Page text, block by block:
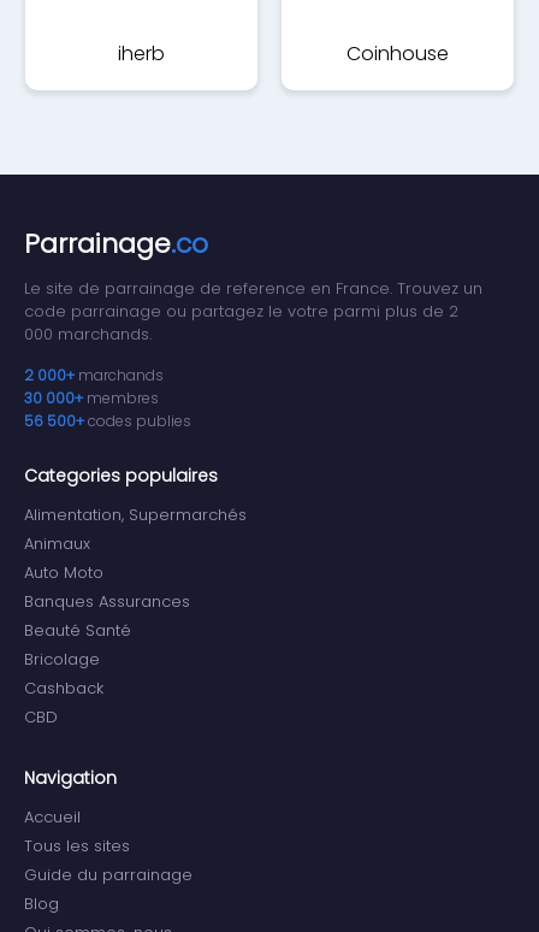
iherb Coinhouse
Parrainage.co
Le site de parrainage de reference en France. Trouvez un
code parrainage ou partagez le votre parmi plus de 2
000 marchands.
2 000+ marchands
30 000+ membres
56 500+codes publies
Categories populaires
Alimentation, Supermarchés
Animaux
Auto Moto
Banques Assurances
Beauté Santé
Bricolage
Cashback
CBD
Navigation
Accueil
Tous les sites
Guide du parrainage
Blog